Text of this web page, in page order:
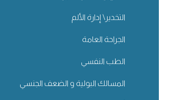
التخدير\ إدارة الألم
الجراحة العامة
الطب النفسي
المسالك البولية و الضعف الجنسي